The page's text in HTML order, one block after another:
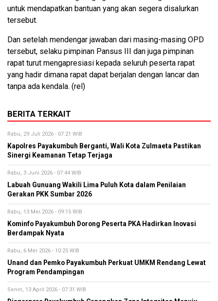
untuk mendapatkan bantuan yang akan segera disalurkan
tersebut.
Dan setelah mendengar jawaban dari masing-masing OPD
tersebut, selaku pimpinan Pansus III dan juga pimpinan
rapat turut mengapresiasi kepada seluruh peserta rapat
yang hadir dimana rapat dapat berjalan dengan lancar dan
tanpa ada kendala. (rel)
BERITA TERKAIT
Rabu, 29 Juli 2026 - 07:21 WIB
Kapolres Payakumbuh Berganti, Wali Kota Zulmaeta Pastikan
Sinergi Keamanan Tetap Terjaga
Rabu, 3 Juni 2026 - 07:44 WIB
Labuah Gunuang Wakili Lima Puluh Kota dalam Penilaian
Gerakan PKK Sumbar 2026
Rabu, 13 Mei 2026 - 09:15 WIB
Kominfo Payakumbuh Dorong Peserta PKA Hadirkan Inovasi
Berdampak Nyata
Rabu, 6 Mei 2026 - 10:25 WIB
Unand dan Pemko Payakumbuh Perkuat UMKM Rendang Lewat
Program Pendampingan
Senin, 13 April 2026 - 07:31 WIB